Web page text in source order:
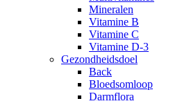
Mineralen
Vitamine B
Vitamine C
Vitamine D-3
Gezondheidsdoel
Back
Bloedsomloop
Darmflora